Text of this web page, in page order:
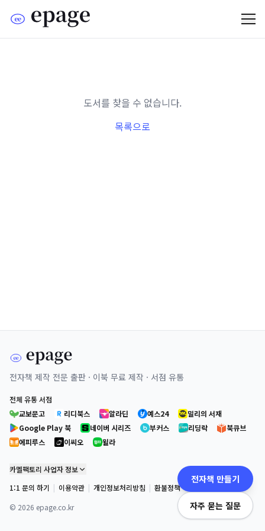
도서를 찾을 수 없습니다.
목록으로
전자책 제작 전문 출판 · 이북 무료 제작 · 서점 유통
전체 유통 서점
교보문고
리디북스 알라딘 예스24
밀리의 서재
Google Play 북
네이버 시리즈 부커스 리딩락
북큐브
에피루스
이씨오 윌라
카멜팩토리 사업자 정보
1:1 문의 하기 | 이용약관 | 개인정보처리방침 | 환불정책
© 2026 epage.co.kr
전자책 만들기
자주 묻는 질문